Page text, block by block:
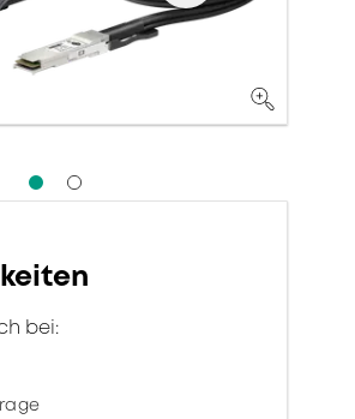
bei: